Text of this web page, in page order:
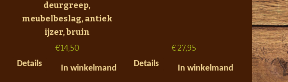
deurgreep,
meubelbeslag, antiek
ijzer, bruin
€14,50
Details
In winkelmand
€27,95
Details
In winkelmand